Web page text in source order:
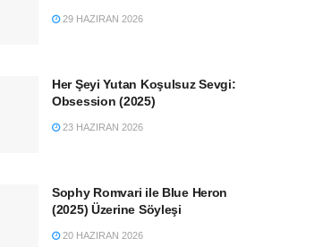
29 HAZIRAN 2026
Her Şeyi Yutan Koşulsuz Sevgi:
Obsession (2025)
23 HAZIRAN 2026
Sophy Romvari ile Blue Heron
(2025) Üzerine Söyleşi
20 HAZIRAN 2026